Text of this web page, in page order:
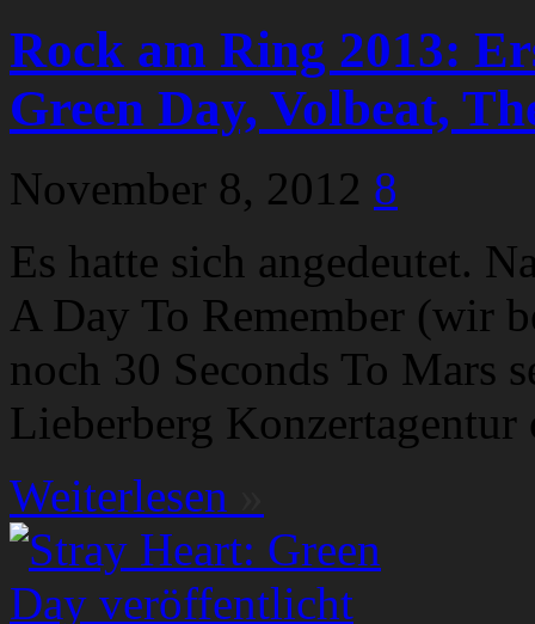
Rock am Ring 2013:
Green Day, Volbeat,
November 8, 2012 8
Es hatte sich angedeutet.
A Day To Remember (wir
noch 30 Seconds To Mars
Lieberberg
Weiterlesen